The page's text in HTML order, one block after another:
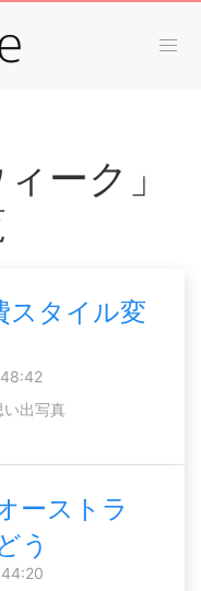
ーク」
スタイル変
い出写真
ーストラ
う